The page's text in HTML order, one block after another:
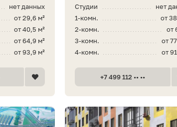
нет данных
от 29,6 м²
от 40,5 м²
от 64,9 м²
от 93,9 м²
нет
Студии
от
1-комн.
от
2-комн.
от
3-комн.
от
4-комн.
+7 499 112 •• ••